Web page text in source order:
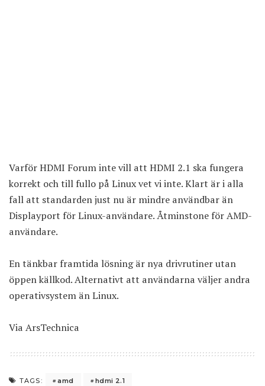
Varför HDMI Forum inte vill att HDMI 2.1 ska fungera
korrekt och till fullo på Linux vet vi inte. Klart är i alla
fall att standarden just nu är mindre användbar än
Displayport för Linux-användare. Åtminstone för AMD-
användare.
En tänkbar framtida lösning är nya drivrutiner utan
öppen källkod. Alternativt att användarna väljer andra
operativsystem än Linux.
Via ArsTechnica
TAGS: amd hdmi 2.1